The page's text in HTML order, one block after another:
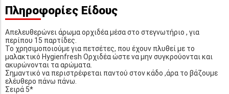
Πληροφορίες Είδους
Απελευθερώνει άρωμα ορχιδέα μέσα στο στεγνωτήριο , για
περίπου 15 παρτίδες.
Το χρησιμοποιούμε για πετσέτες, που έχουν πλυθεί με το
μαλακτικό Ηygienfresh Ορχιδέα ώστε να μην συγκρούονται και
ακυρώνονται τα αρώματα.
Σημαντικό να περιστρέφεται παντού στον κάδο ,άρα το βάζουμε
ελέυθερο πάνω πάνω.
Σειρά 5*